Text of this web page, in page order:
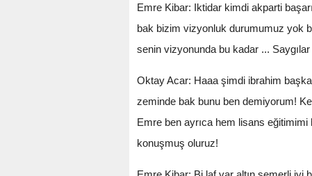
Emre Kibar: Iktidar kimdi akparti
bak bizim vizyonluk durumumuz yok
senin vizyonunda bu kadar ... Saygılar
Oktay Acar: Haaa şimdi ibrahim
zeminde bak bunu ben demiyorum!
Emre ben ayrıca hem lisans
konuşmuş oluruz!